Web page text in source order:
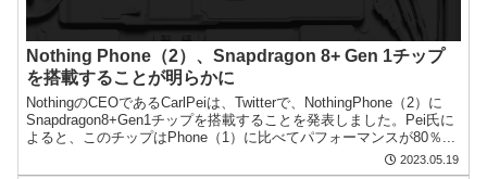
Nothing Phone（2）、Snapdragon 8+ Gen 1チップ
を搭載することが明らかに
NothingのCEOであるCarlPeiは、Twitterで、NothingPhone（2）に
Snapdragon8+Gen1チップを搭載することを発表しました。Pei氏に
よると、このチップはPhone（1）に比べてパフォーマンスが80％...
2023.05.19